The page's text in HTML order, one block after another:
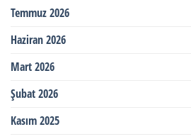
Temmuz 2026
Haziran 2026
Mart 2026
Şubat 2026
Kasım 2025